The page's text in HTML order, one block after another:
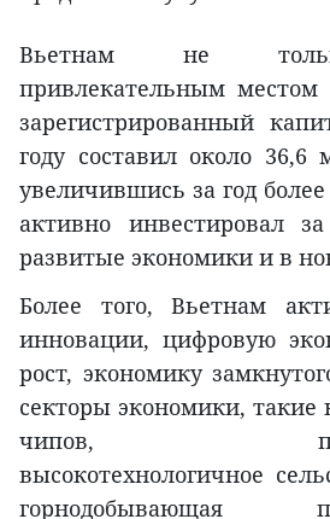
Вьетнам не
привлекательным местом
зарегистрированный
году составил около
увеличившись за год
активно инвестировал
развитые экономики и в
Более того, Вьетнам
инновации, цифровую
рост, экономику
секторы экономики, такие
чипов,
высокотехнологичное
горнодобывающая